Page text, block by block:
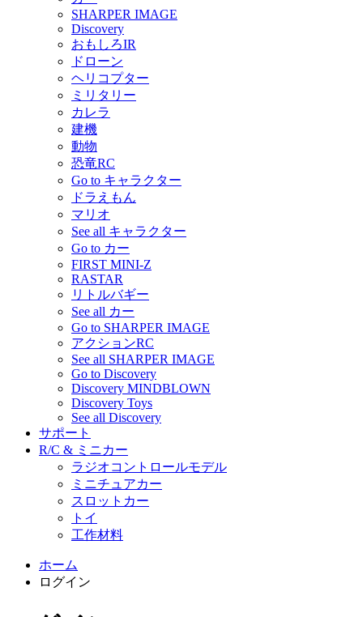
SHARPER IMAGE
Discovery
おもしろIR
ドローン
ヘリコプター
ミリタリー
カレラ
建機
動物
恐竜RC
Go to キャラクター
ドラえもん
マリオ
See all キャラクター
Go to カー
FIRST MINI-Z
RASTAR
リトルバギー
See all カー
Go to SHARPER IMAGE
アクションRC
See all SHARPER IMAGE
Go to Discovery
Discovery MINDBLOWN
Discovery Toys
See all Discovery
サポート
R/C & ミニカー
ラジオコントロールモデル
ミニチュアカー
スロットカー
トイ
工作材料
ホーム
ログイン